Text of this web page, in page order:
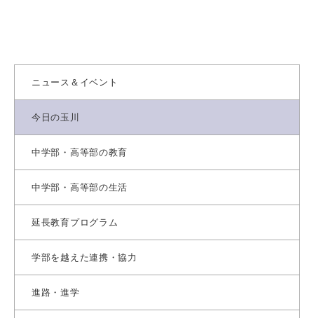
ニュース＆イベント
今日の玉川
中学部・高等部の教育
中学部・高等部の生活
延長教育プログラム
学部を越えた連携・協力
進路・進学